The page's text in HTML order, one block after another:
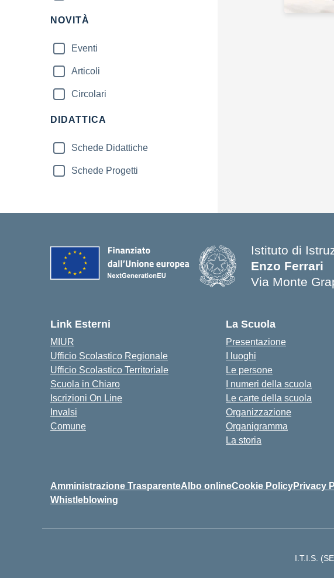
NOVITÀ
Eventi
Articoli
Circolari
DIDATTICA
Schede Didattiche
Schede Progetti
Istituto di
Enzo Ferrari
Via Monte
Link Esterni
MIUR
Ufficio Scolastico Regionale
Ufficio Scolastico Territoriale
Scuola in Chiaro
Iscrizioni On Line
Invalsi
Comune
La Scuola
Presentazione
I luoghi
Le persone
I numeri della scuola
Le carte della scuola
Organizzazione
Organigramma
La storia
Amministrazione TrasparenteAlbo onlineCookie PolicyPrivacy
Whistleblowing
I.T.I.S.